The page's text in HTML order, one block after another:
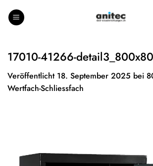
Inhalt
17010-41266-
Veröffentlicht 18. September 2025 bei
Wertfach-Schliessfach